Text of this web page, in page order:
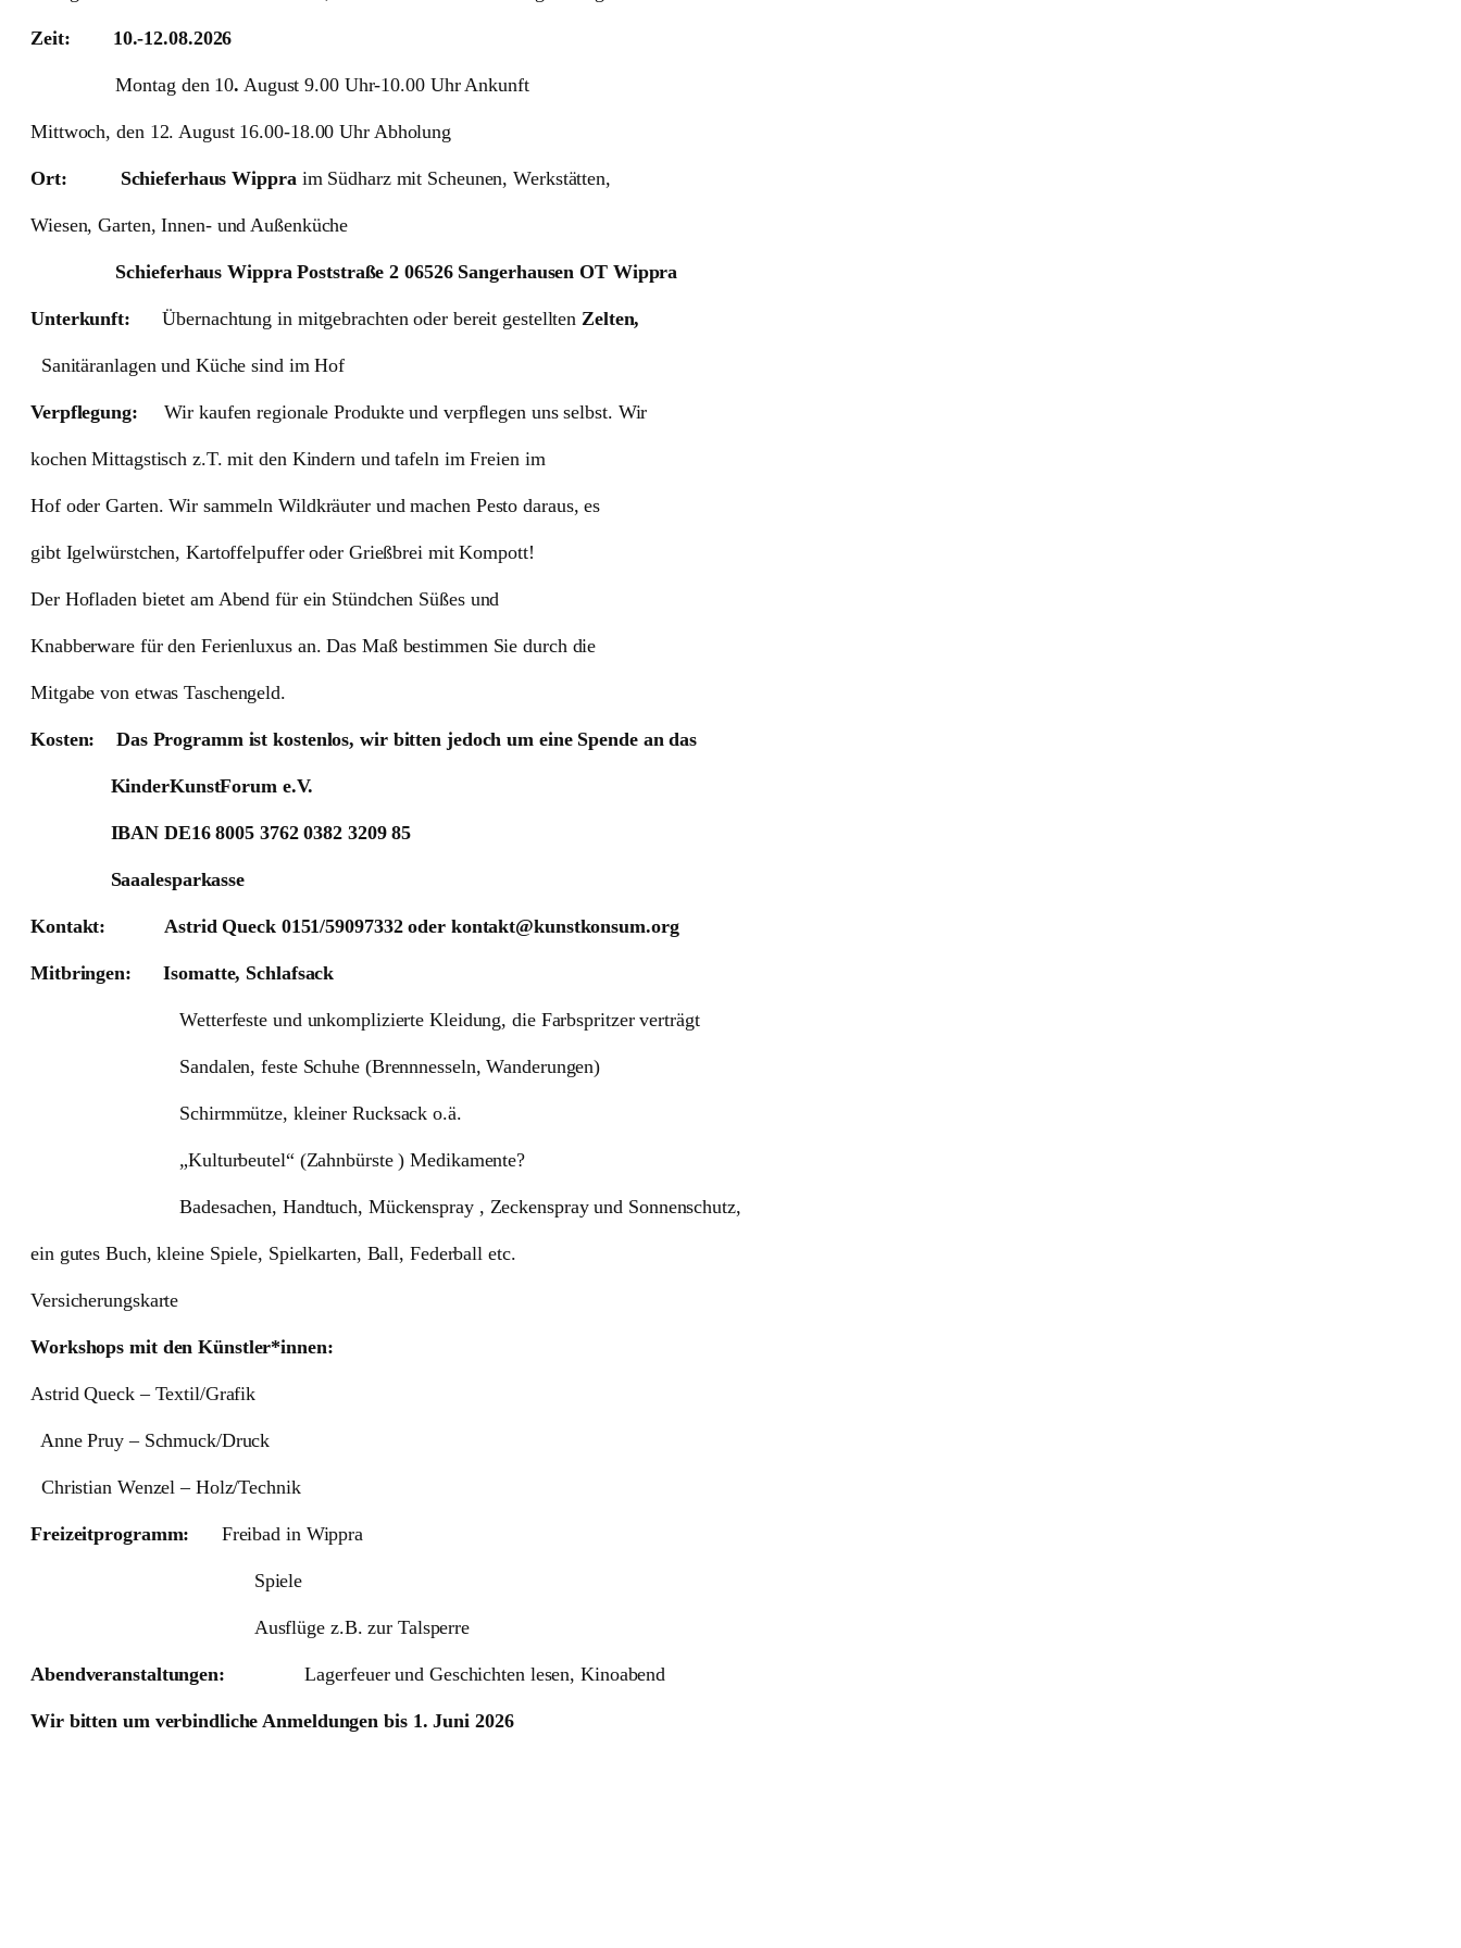
Zeit: 10.-12.08.2026
Montag den 10. August 9.00 Uhr-10.00 Uhr Ankunft
Mittwoch, den 12. August 16.00-18.00 Uhr Abholung
Ort: Schieferhaus Wippra im Südharz mit Scheunen, Werkstätten,
Wiesen, Garten, Innen- und Außenküche
Schieferhaus Wippra Poststraße 2 06526 Sangerhausen OT Wippra
Unterkunft:Übernachtung in mitgebrachten oder bereit gestelltenZelten,
Sanitäranlagen und Küche sind im Hof
Verpflegung:Wir kaufen regionale Produkte und verpflegen uns selbst. Wir
kochen Mittagstisch z.T. mit den Kindern und tafeln im Freien im
Hof oder Garten. Wir sammeln Wildkräuter und machen Pesto daraus, es
gibt Igelwürstchen, Kartoffelpuffer oder Grießbrei mit Kompott!
Der Hofladen bietet am Abend für ein Stündchen Süßes und
Knabberware für den Ferienluxus an. Das Maß bestimmen Sie durch die
Mitgabe von etwas Taschengeld.
Kosten: Das Programm ist kostenlos, wir bitten jedoch um eine Spende an das
KinderKunstForum e.V.
IBAN DE16 8005 3762 0382 3209 85
Saaalesparkasse
Kontakt: Astrid Queck 0151/59097332 oder kontakt@kunstkonsum.org
Mitbringen: Isomatte, Schlafsack
Wetterfeste und unkomplizierte Kleidung, die Farbspritzer verträgt
Sandalen, feste Schuhe (Brennnesseln, Wanderungen)
Schirmmütze, kleiner Rucksack o.ä.
„Kulturbeutel“ (Zahnbürste ) Medikamente?
Badesachen, Handtuch, Mückenspray , Zeckenspray und Sonnenschutz,
ein gutes Buch, kleine Spiele, Spielkarten, Ball, Federball etc.
Versicherungskarte
Workshops mit den Künstler*innen:
Astrid Queck – Textil/Grafik
Anne Pruy – Schmuck/Druck
Christian Wenzel – Holz/Technik
Freizeitprogramm: Freibad in Wippra
Spiele
Ausflüge z.B. zur Talsperre
Abendveranstaltungen:Lagerfeuer und Geschichten lesen, Kinoabend
Wir bitten um verbindliche Anmeldungen bis 1. Juni 2026